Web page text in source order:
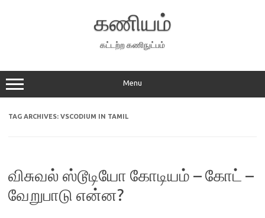
கணியம்
கட்டற்ற கணிநுட்பம்
Menu
TAG ARCHIVES: VSCODIUM IN TAMIL
விசுவல் ஸ்டூடியோ கோடியம் – கோட் –
வேறுபாடு என்ன?